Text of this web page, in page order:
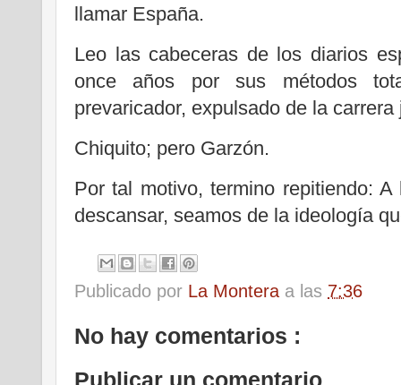
llamar España.
Leo las cabeceras de los diarios
once años por sus métodos
prevaricador, expulsado de la
Chiquito; pero Garzón.
Por tal motivo, termino repitiendo:
descansar, seamos de la ideología
Publicado por La Montera a las 7:36
No hay comentarios :
Publicar un comentario